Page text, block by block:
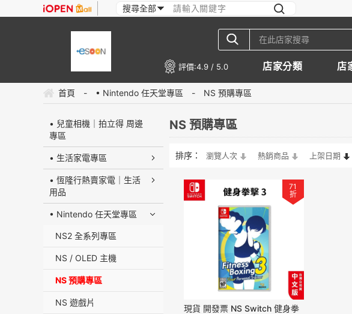
評價:4.9 / 5.0 店家分類 店
首頁 - • Nintendo 任天堂專區 - NS 預購專區
• 兒童相機｜拍立得 周邊
專區
• 生活家電專區
• 恆隆行熱賣家電｜生活
用品
• Nintendo 任天堂專區
NS2 全系列專區
NS / OLED 主機
NS 預購專區
NS 遊戲片
NS 預購專區
排序： 瀏覽人次 熱銷商品 上架日期
71
折
現貨 開發票 NS Switch 健身拳